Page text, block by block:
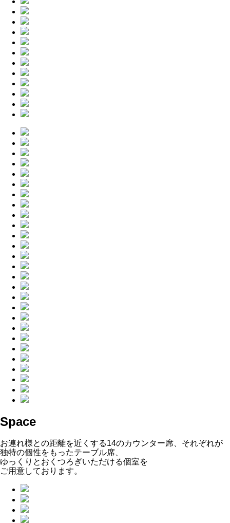
Space
お連れ様との距離を近くする14のカウンター席、それぞれが
独特の個性をもったテーブル席、
ゆっくりとおくつろぎいただける個室を
ご用意しております。